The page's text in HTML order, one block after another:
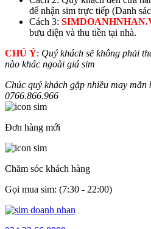
để nhận sim trực tiếp (Danh
Cách 3:
bưu điện và thu tiền tại nhà.
CHÚ Ý: Quý khách sẽ không phải
nào khác ngoài giá sim
Chúc quý khách gặp nhiều may mắn
0766.866.966
Đơn hàng mới
Chăm sóc khách hàng
Gọi mua sim: (7:30 - 22:00)